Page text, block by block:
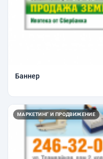
Баннер
МАРКЕТИНГ И ПРОДВИЖЕНИЕ